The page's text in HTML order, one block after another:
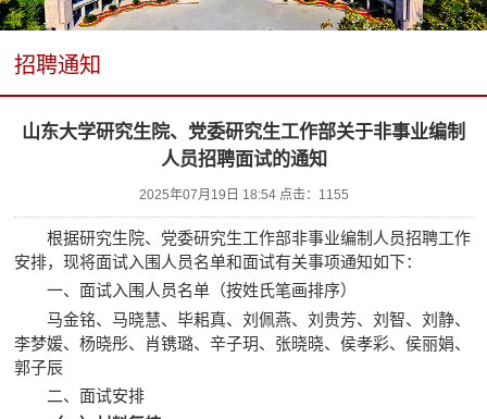
招聘通知
山东大学研究生院、党委研究生工作部关于非事业编制
人员招聘面试的通知
2025年07月19日 18:54 点击： 1155
根据研究生院、党委研究生工作部非事业编制人员招聘工作
安排，现将面试入围人员名单和面试有关事项通知如下：
一、面试入围人员名单（按姓氏笔画排序）
马金铭、马晓慧、毕耜真、刘佩燕、刘贵芳、刘智、刘静、
李梦媛、杨晓彤、肖镌璐、辛子玥、张晓晓、侯孝彩、侯丽娟、
郭子辰
二、面试安排